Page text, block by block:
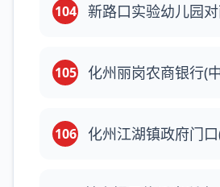
104 新路口实验幼儿园
105 化州丽岗农商银行(
106 化州江湖镇政府门